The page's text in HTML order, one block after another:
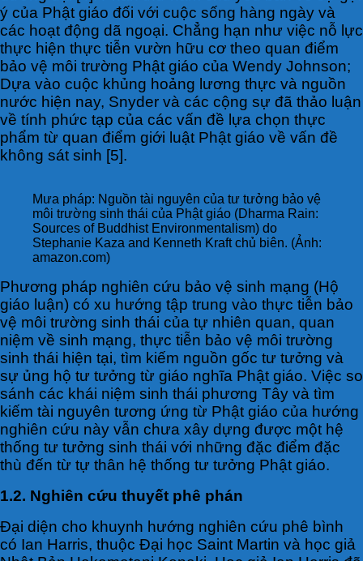
ý của Phật giáo đối với cuộc sống hàng ngày và
các hoạt động dã ngoại. Chẳng hạn như việc nỗ lực
thực hiện thực tiễn vườn hữu cơ theo quan điểm
bảo vệ môi trường Phật giáo của Wendy Johnson;
Dựa vào cuộc khủng hoảng lương thực và nguồn
nước hiện nay, Snyder và các cộng sự đã thảo luận
về tính phức tạp của các vấn đề lựa chọn thực
phẩm từ quan điểm giới luật Phật giáo về vấn đề
không sát sinh [5].
Mưa pháp: Nguồn tài nguyên của tư tưởng bảo vệ
môi trường sinh thái của Phật giáo (Dharma Rain:
Sources of Buddhist Environmentalism) do
Stephanie Kaza and Kenneth Kraft chủ biên. (Ảnh:
amazon.com)
Phương pháp nghiên cứu bảo vệ sinh mạng (Hộ
giáo luận) có xu hướng tập trung vào thực tiễn bảo
vệ môi trường sinh thái của tự nhiên quan, quan
niệm về sinh mạng, thực tiễn bảo vệ môi trường
sinh thái hiện tại, tìm kiếm nguồn gốc tư tưởng và
sự ủng hộ tư tưởng từ giáo nghĩa Phật giáo. Việc so
sánh các khái niệm sinh thái phương Tây và tìm
kiếm tài nguyên tương ứng từ Phật giáo của hướng
nghiên cứu này vẫn chưa xây dựng được một hệ
thống tư tưởng sinh thái với những đặc điểm đặc
thù đến từ tự thân hệ thống tư tưởng Phật giáo.
1.2. Nghiên cứu thuyết phê phán
Đại diện cho khuynh hướng nghiên cứu phê bình
có Ian Harris, thuộc Đại học Saint Martin và học giả